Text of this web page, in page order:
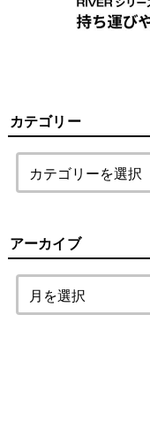
カテゴリー
アーカイブ